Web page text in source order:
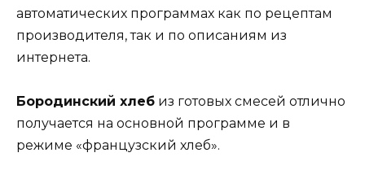
автоматических программах как по рецептам
производителя, так и по описаниям из
интернета.
Бородинский хлеб из готовых смесей отлично
получается на основной программе и в
режиме «французский хлеб».